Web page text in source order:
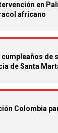
en
africano
de
de Santa
Colombia